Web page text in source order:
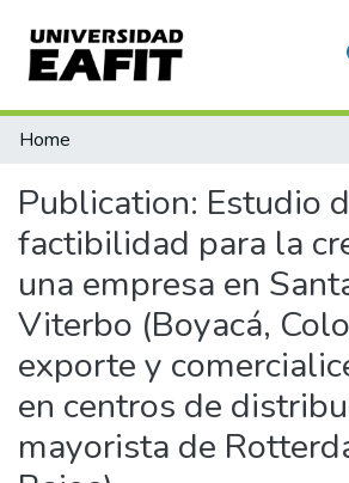
Communities & Collections
Statistics
Home
Publication: Estudio
factibilidad para la
una empresa en
Viterbo (Boyacá,
exporte y
en centros de
mayorista de